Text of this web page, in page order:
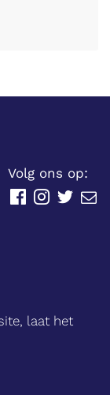
laat het
Volg ons op:
FacebookInstagram
Twitter
E-